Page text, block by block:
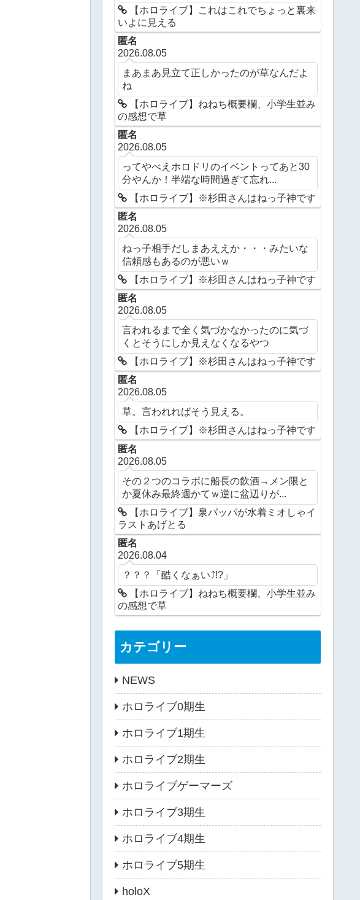
【ホロライブ】これはこれでちょっと裏来
いよに見える
匿名
2026.08.05
まあまあ見立て正しかったのが草なんだよ
ね
【ホロライブ】ねねち概要欄、小学生並み
の感想で草
匿名
2026.08.05
ってやべえホロドリのイベントってあと30
分やんか！半端な時間過ぎて忘れ...
【ホロライブ】※杉田さんはねっ子神です
匿名
2026.08.05
ねっ子相手だしまあええか・・・みたいな
信頼感もあるのが悪いｗ
【ホロライブ】※杉田さんはねっ子神です
匿名
2026.08.05
言われるまで全く気づかなかったのに気づ
くとそうにしか見えなくなるやつ
【ホロライブ】※杉田さんはねっ子神です
匿名
2026.08.05
草。言われればそう見える。
【ホロライブ】※杉田さんはねっ子神です
匿名
2026.08.05
その２つのコラボに船長の飲酒→メン限と
か夏休み最終週かてｗ逆に盆辺りが...
【ホロライブ】泉パッパが水着ミオしゃイ
ラストあげとる
匿名
2026.08.04
？？？「酷くなぁい⤴︎!?」
【ホロライブ】ねねち概要欄、小学生並み
の感想で草
カテゴリー
NEWS
ホロライブ0期生
ホロライブ1期生
ホロライブ2期生
ホロライブゲーマーズ
ホロライブ3期生
ホロライブ4期生
ホロライブ5期生
holoX